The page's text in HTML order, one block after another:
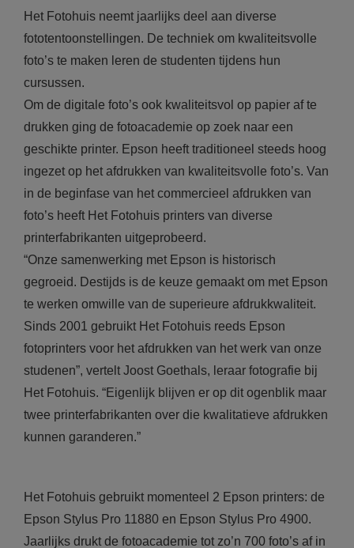
Het Fotohuis neemt jaarlijks deel aan diverse
fototentoonstellingen. De techniek om kwaliteitsvolle
foto’s te maken leren de studenten tijdens hun
cursussen.
Om de digitale foto’s ook kwaliteitsvol op papier af te
drukken ging de fotoacademie op zoek naar een
geschikte printer. Epson heeft traditioneel steeds hoog
ingezet op het afdrukken van kwaliteitsvolle foto’s. Van
in de beginfase van het commercieel afdrukken van
foto’s heeft Het Fotohuis printers van diverse
printerfabrikanten uitgeprobeerd.
“Onze samenwerking met Epson is historisch
gegroeid. Destijds is de keuze gemaakt om met Epson
te werken omwille van de superieure afdrukkwaliteit.
Sinds 2001 gebruikt Het Fotohuis reeds Epson
fotoprinters voor het afdrukken van het werk van onze
studenen”, vertelt Joost Goethals, leraar fotografie bij
Het Fotohuis. “Eigenlijk blijven er op dit ogenblik maar
twee printerfabrikanten over die kwalitatieve afdrukken
kunnen garanderen.”
Het Fotohuis gebruikt momenteel 2 Epson printers: de
Epson Stylus Pro 11880 en Epson Stylus Pro 4900.
Jaarlijks drukt de fotoacademie tot zo’n 700 foto’s af in